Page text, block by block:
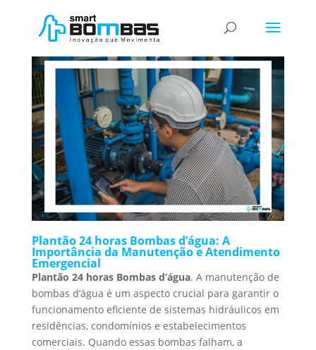
Plantão 24 horas Bombas d’água
Plantão 24 horas Bombas d’água: A
Importância da Manutenção e Atendimento
Emergencial
Plantão 24 horas Bombas d’água. A manutenção de
bombas d’água é um aspecto crucial para garantir o
funcionamento eficiente de sistemas hidráulicos em
residências, condomínios e estabelecimentos
comerciais. Quando essas bombas falham, a